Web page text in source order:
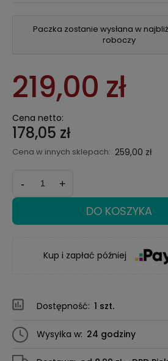
Paczka zostanie wysłana w
roboczy
219,00 zł
Cena netto:
178,05 zł
Cena w innych sklepach: 259,00 zł
- +
DO KOSZYKA
Kup i zapłać później
Dostępność: 1 szt.
Wysyłka w: 24 godziny